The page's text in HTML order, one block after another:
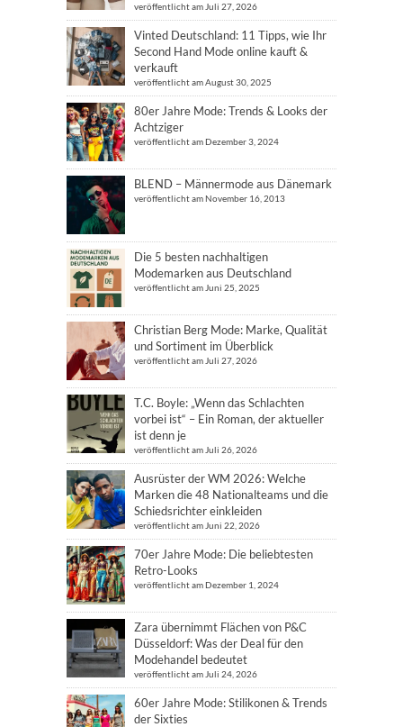
veröffentlicht am Juli 27, 2026
Vinted Deutschland: 11 Tipps, wie Ihr
Second Hand Mode online kauft &
verkauft
veröffentlicht am August 30, 2025
80er Jahre Mode: Trends & Looks der
Achtziger
veröffentlicht am Dezember 3, 2024
BLEND – Männermode aus Dänemark
veröffentlicht am November 16, 2013
Die 5 besten nachhaltigen
Modemarken aus Deutschland
veröffentlicht am Juni 25, 2025
Christian Berg Mode: Marke, Qualität
und Sortiment im Überblick
veröffentlicht am Juli 27, 2026
T.C. Boyle: „Wenn das Schlachten
vorbei ist“ – Ein Roman, der aktueller
ist denn je
veröffentlicht am Juli 26, 2026
Ausrüster der WM 2026: Welche
Marken die 48 Nationalteams und die
Schiedsrichter einkleiden
veröffentlicht am Juni 22, 2026
70er Jahre Mode: Die beliebtesten
Retro-Looks
veröffentlicht am Dezember 1, 2024
Zara übernimmt Flächen von P&C
Düsseldorf: Was der Deal für den
Modehandel bedeutet
veröffentlicht am Juli 24, 2026
60er Jahre Mode: Stilikonen & Trends
der Sixties